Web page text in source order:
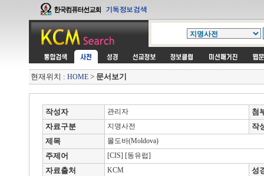
현재위치 : HOME > 문서보기
작성자 관리자
첨
자료구분
지명사전
작
제목
몰도바(Moldova)
주제어 [CIS] [동유럽]
자료출처 KCM
성